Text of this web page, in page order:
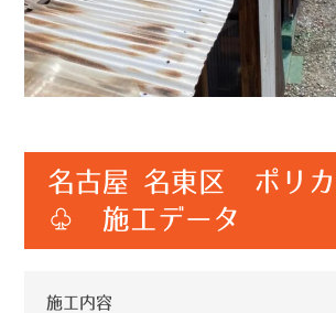
名古屋 名東区 ポリ
♧ 施工データ
施工内容